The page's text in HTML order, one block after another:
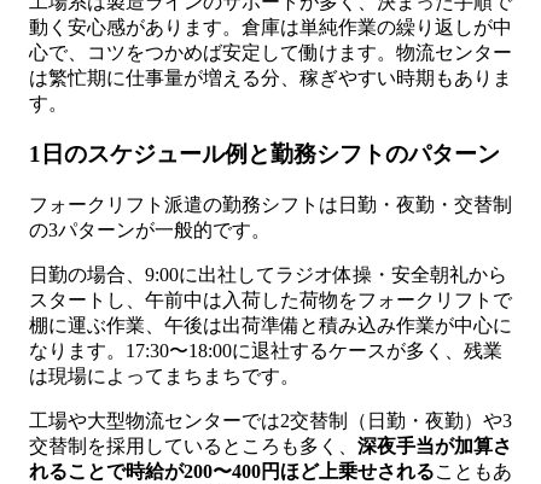
動く安心感があります。倉庫は単純作業の繰り返しが中
心で、コツをつかめば安定して働けます。物流センター
は繁忙期に仕事量が増える分、稼ぎやすい時期もありま
す。
1日のスケジュール例と勤務シフトのパターン
フォークリフト派遣の勤務シフトは日勤・夜勤・交替制
の3パターンが一般的です。
日勤の場合、9:00に出社してラジオ体操・安全朝礼から
スタートし、午前中は入荷した荷物をフォークリフトで
棚に運ぶ作業、午後は出荷準備と積み込み作業が中心に
なります。17:30〜18:00に退社するケースが多く、残業
は現場によってまちまちです。
工場や大型物流センターでは2交替制（日勤・夜勤）や3
交替制を採用しているところも多く、 深夜手当が加算さ
れることで時給が200〜400円ほど上乗せされることもあ